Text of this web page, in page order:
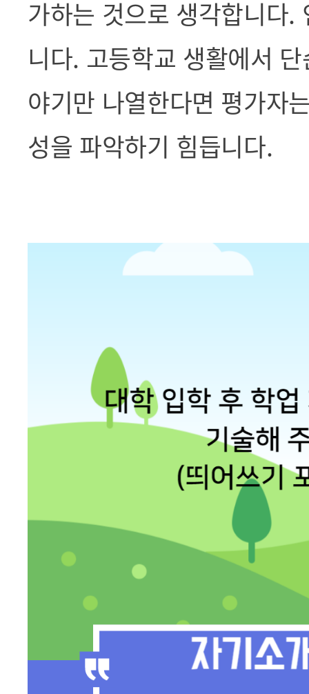
가하는 것으로 생각합니다
니다. 고등학교 생활에서
야기만 나열한다면 평가자
성을 파악하기 힘듭니다.